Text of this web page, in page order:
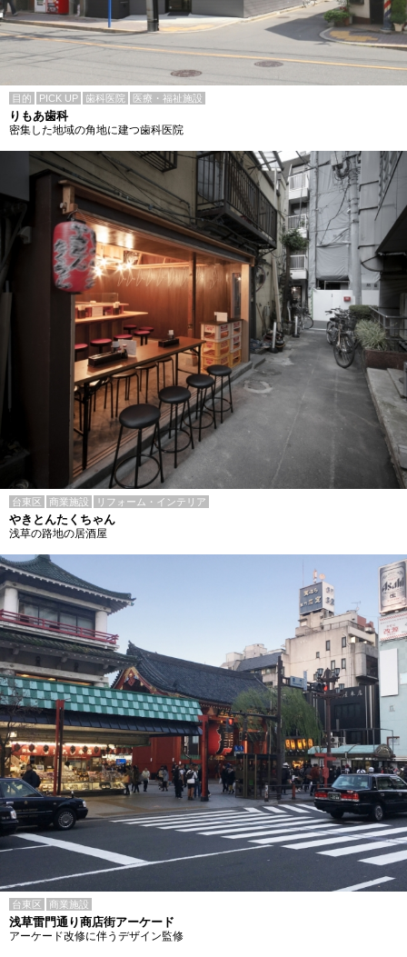
目的 PICK UP 歯科医院 医療・福祉施設
りもあ歯科
密集した地域の角地に建つ歯科医院
台東区 商業施設 リフォーム・インテリア
やきとんたくちゃん
浅草の路地の居酒屋
台東区 商業施設
浅草雷門通り商店街アーケード
アーケード改修に伴うデザイン監修